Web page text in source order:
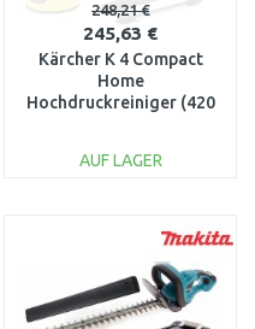
248,21 €
245,63 €
Kärcher K 4 Compact
Home
Hochdruckreiniger (420
AUF LAGER
Vergleichen